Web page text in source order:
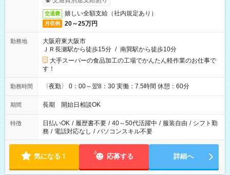
交通費 嬉しい全額支給（社内規定あり）
月収例 20～25万円
勤務地
大阪府東大阪市
ＪＲ長瀬駅から徒歩15分 / 南巽駅から徒歩10分
大手スーパーの食品加工の工場でかんたん軽作業のお仕事で
す！
勤務時間 〈夜勤〉 0：00～翌8：30 実働：7.5時間 休憩：60分
期間 長期 開始日相談OK
特徴 日払いOK / 履歴書不要 / 40～50代活躍中 / 服装自由 / シフト勤
務 / 電話対応なし / パソコンスキル不要
気になる！ 応募する 詳細へ